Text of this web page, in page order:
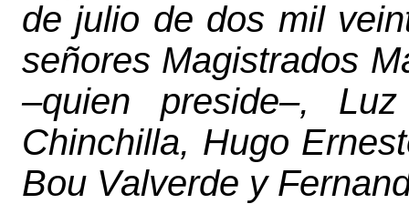
de julio de dos mil
señores Magistrados
–quien preside–,
Chinchilla, Hugo
Bou Valverde y